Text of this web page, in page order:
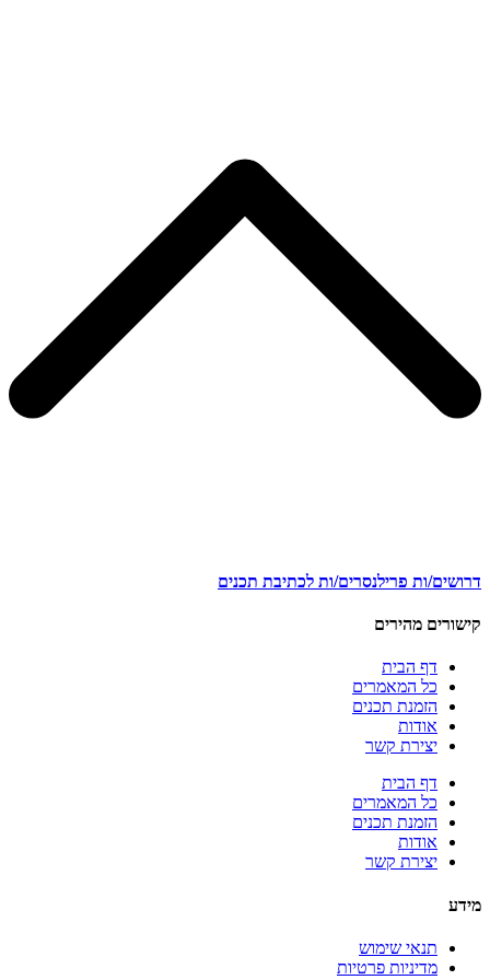
דרושים/ות פרילנסרים/ות לכתיבת תכנים
קישורים מהירים
דף הבית
כל המאמרים
הזמנת תכנים
אודות
יצירת קשר
דף הבית
כל המאמרים
הזמנת תכנים
אודות
יצירת קשר
מידע
תנאי שימוש
מדיניות פרטיות